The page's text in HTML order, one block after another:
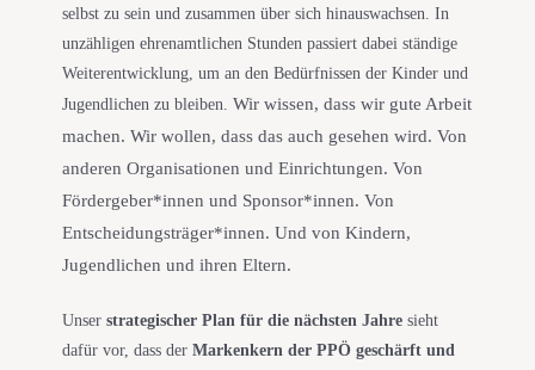
selbst zu sein und zusammen über sich hinauswachsen. In
unzähligen ehrenamtlichen Stunden passiert dabei ständige
Weiterentwicklung, um an den Bedürfnissen der Kinder und
Jugendlichen zu bleiben.Wir wissen, dass wir gute Arbeit
machen. Wir wollen, dass das auch gesehen wird. Von
anderen Organisationen und Einrichtungen. Von
Fördergeber*innen und Sponsor*innen. Von
Entscheidungsträger*innen. Und von Kindern,
Jugendlichen und ihren Eltern.
Unserstrategischer Plan für die nächsten Jahre sieht
dafür vor, dass derMarkenkern der PPÖ geschärft und